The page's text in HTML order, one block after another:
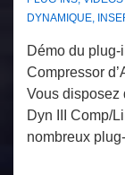
DYNAMIQUE,
Démo du
Compressor
Vous disposez
Dyn III Comp/
nombreux